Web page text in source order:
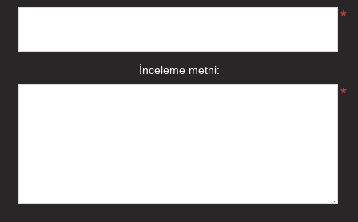
*
İnceleme metni:
*